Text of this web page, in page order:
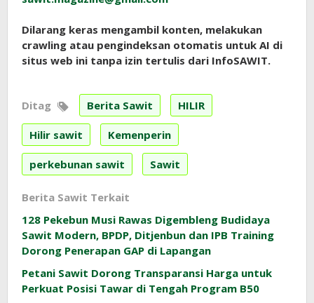
Dilarang keras mengambil konten, melakukan
crawling atau pengindeksan otomatis untuk AI di
situs web ini tanpa izin tertulis dari InfoSAWIT.
Ditag Berita Sawit HILIR
Hilir sawit Kemenperin
perkebunan sawit Sawit
Berita Sawit Terkait
128 Pekebun Musi Rawas Digembleng Budidaya
Sawit Modern, BPDP, Ditjenbun dan IPB Training
Dorong Penerapan GAP di Lapangan
Petani Sawit Dorong Transparansi Harga untuk
Perkuat Posisi Tawar di Tengah Program B50